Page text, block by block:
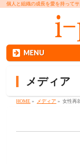
個人と組織の成長を愛を持って
MENU
メディア
HOME » メディア » 女性再